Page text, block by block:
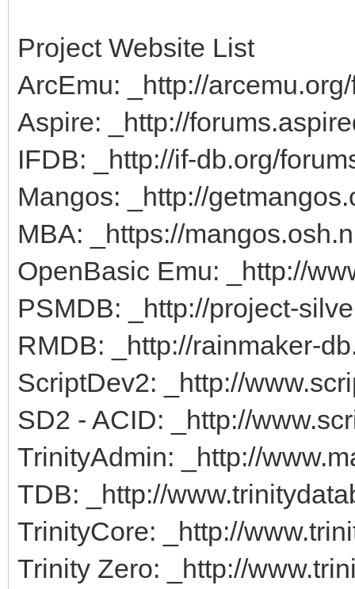
Project Website List
ArcEmu: _http://
Aspire: _http://
IFDB: _http://if-db.org/
Mangos: _http://
MBA: _https://
OpenBasic Emu: _http://
PSMDB: _http://project-
RMDB: _http://rainmaker-
ScriptDev2: _http://
SD2 - ACID: _http://
TrinityAdmin: _http://
TDB: _http://
TrinityCore: _http://
Trinity Zero: _http://